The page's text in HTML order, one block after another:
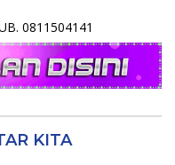
0811504141
KITA